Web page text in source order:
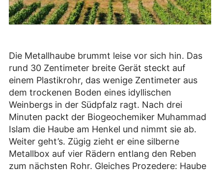
Die Metallhaube brummt leise vor sich hin. Das
rund 30 Zentimeter breite Gerät steckt auf
einem Plastikrohr, das wenige Zentimeter aus
dem trockenen Boden eines idyllischen
Weinbergs in der Südpfalz ragt. Nach drei
Minuten packt der Biogeochemiker Muhammad
Islam die Haube am Henkel und nimmt sie ab.
Weiter geht’s. Zügig zieht er eine silberne
Metallbox auf vier Rädern entlang den Reben
zum nächsten Rohr. Gleiches Prozedere: Haube